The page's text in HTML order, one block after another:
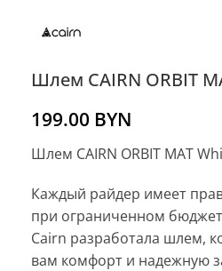
Шлем CAIRN ORBIT
199.00 BYN
Шлем CAIRN ORBIT MAT
Каждый райдер имеет
при ограниченном
Cairn разработала шлем,
вам комфорт и надежную